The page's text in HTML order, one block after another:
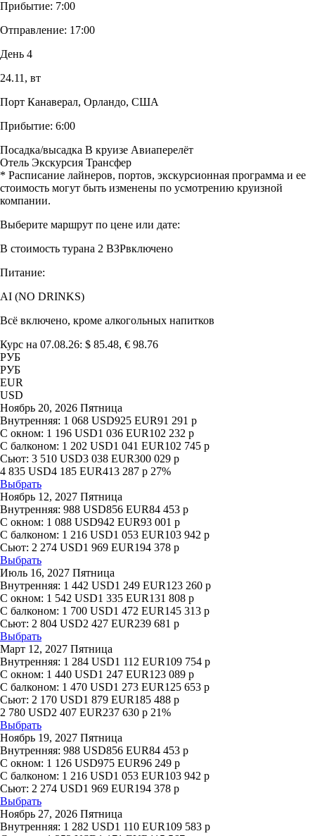
Прибытие: 7:00
Отправление: 17:00
День 4
24.11, вт
Порт Канаверал, Орландо, США
Прибытие: 6:00
Посадка/высадка В круизе Авиаперелёт
Отель Экскурсия Трансфер
* Расписание лайнеров, портов, экскурсионная программа и ее
стоимость могут быть изменены по усмотрению круизной
компании.
Выберите маршрут по цене или дате:
В стоимость турана 2 ВЗРвключено
Питание:
AI (NO DRINKS)
Всё включено, кроме алкогольных напитков
Курс на 07.08.26: $ 85.48, € 98.76
РУБ
РУБ
EUR
USD
Ноябрь 20, 2026 Пятница
Внутренняя: 1 068 USD925 EUR91 291 р
С окном: 1 196 USD1 036 EUR102 232 р
С балконом: 1 202 USD1 041 EUR102 745 р
Сьют: 3 510 USD3 038 EUR300 029 р
4 835 USD4 185 EUR413 287 р 27%
Выбрать
Ноябрь 12, 2027 Пятница
Внутренняя: 988 USD856 EUR84 453 р
С окном: 1 088 USD942 EUR93 001 р
С балконом: 1 216 USD1 053 EUR103 942 р
Сьют: 2 274 USD1 969 EUR194 378 р
Выбрать
Июль 16, 2027 Пятница
Внутренняя: 1 442 USD1 249 EUR123 260 р
С окном: 1 542 USD1 335 EUR131 808 р
С балконом: 1 700 USD1 472 EUR145 313 р
Сьют: 2 804 USD2 427 EUR239 681 р
Выбрать
Март 12, 2027 Пятница
Внутренняя: 1 284 USD1 112 EUR109 754 р
С окном: 1 440 USD1 247 EUR123 089 р
С балконом: 1 470 USD1 273 EUR125 653 р
Сьют: 2 170 USD1 879 EUR185 488 р
2 780 USD2 407 EUR237 630 р 21%
Выбрать
Ноябрь 19, 2027 Пятница
Внутренняя: 988 USD856 EUR84 453 р
С окном: 1 126 USD975 EUR96 249 р
С балконом: 1 216 USD1 053 EUR103 942 р
Сьют: 2 274 USD1 969 EUR194 378 р
Выбрать
Ноябрь 27, 2026 Пятница
Внутренняя: 1 282 USD1 110 EUR109 583 р